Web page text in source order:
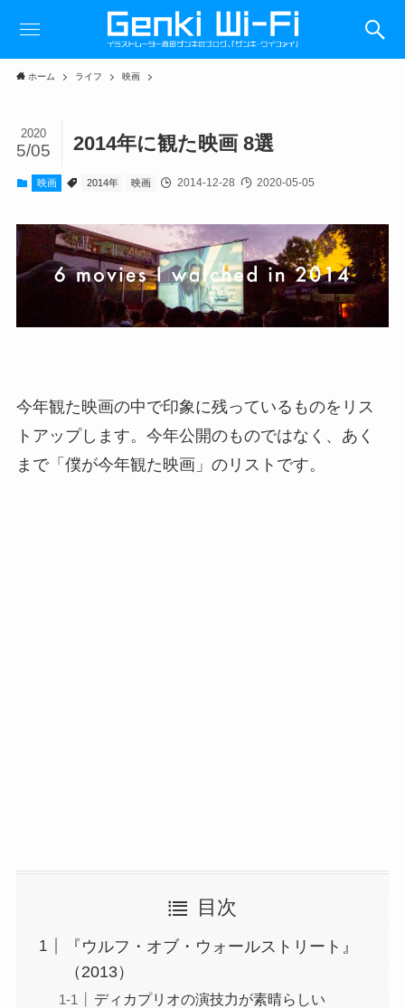
ホーム ライフ 映画
2014年に観た映画 8選
2020
5/05
映画 2014年 映画 2014-12-28 2020-05-05
今年観た映画の中で印象に残っているものをリス
トアップします。今年公開のものではなく、あく
まで「僕が今年観た映画」のリストです。
目次
『ウルフ・オブ・ウォールストリート』
（2013）
ディカプリオの演技力が素晴らしい